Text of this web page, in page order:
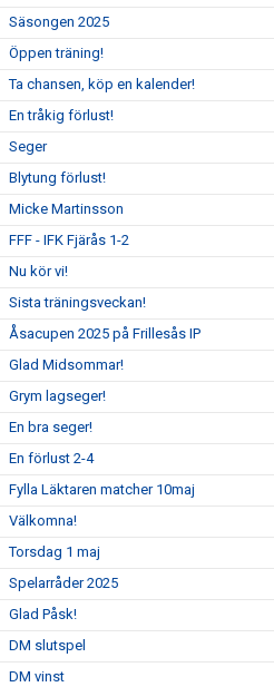
Säsongen 2025
Öppen träning!
Ta chansen, köp en kalender!
En tråkig förlust!
Seger
Blytung förlust!
Micke Martinsson
FFF - IFK Fjärås 1-2
Nu kör vi!
Sista träningsveckan!
Åsacupen 2025 på Frillesås IP
Glad Midsommar!
Grym lagseger!
En bra seger!
En förlust 2-4
Fylla Läktaren matcher 10maj
Välkomna!
Torsdag 1 maj
Spelarråder 2025
Glad Påsk!
DM slutspel
DM vinst